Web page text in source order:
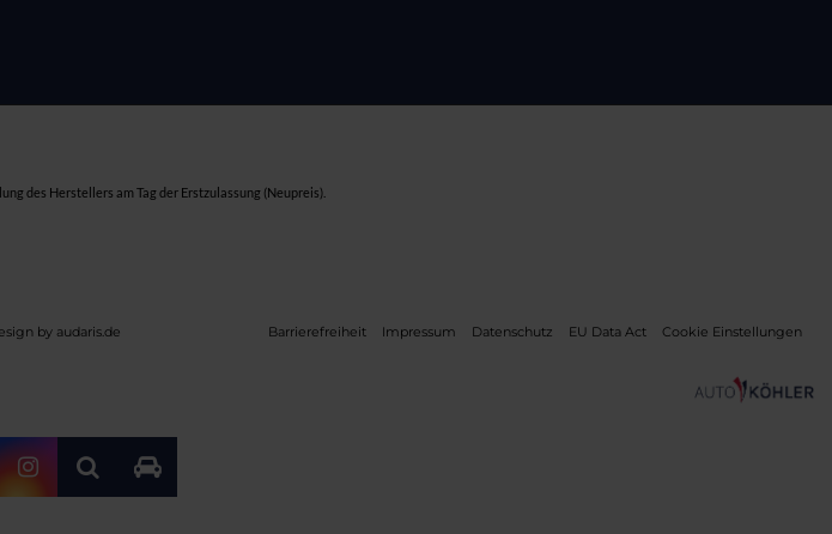
des Herstellers am Tag der Erstzulassung (Neupreis).
Barrierefreiheit Impressum Datenschutz EU Data Act Cookie Einstellungen
by audaris.de